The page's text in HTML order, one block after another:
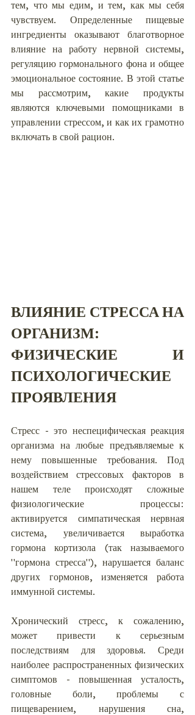
тем, что мы едим, и тем, как мы себя
чувствуем. Определенные пищевые
ингредиенты оказывают благотворное
влияние на работу нервной системы,
регуляцию гормонального фона и общее
эмоциональное состояние. В этой статье
мы рассмотрим, какие продукты
являются ключевыми помощниками в
управлении стрессом, и как их грамотно
включать в свой рацион.
ВЛИЯНИЕ СТРЕССА НА
ОРГАНИЗМ:
ФИЗИЧЕСКИЕ И
ПСИХОЛОГИЧЕСКИЕ
ПРОЯВЛЕНИЯ
Стресс - это неспецифическая реакция
организма на любые предъявляемые к
нему повышенные требования. Под
воздействием стрессовых факторов в
нашем теле происходят сложные
физиологические процессы:
активируется симпатическая нервная
система, увеличивается выработка
гормона кортизола (так называемого
"гормона стресса"), нарушается баланс
других гормонов, изменяется работа
иммунной системы.
Хронический стресс, к сожалению,
может привести к серьезным
последствиям для здоровья. Среди
наиболее распространенных физических
симптомов - повышенная усталость,
головные боли, проблемы с
пищеварением, нарушения сна,